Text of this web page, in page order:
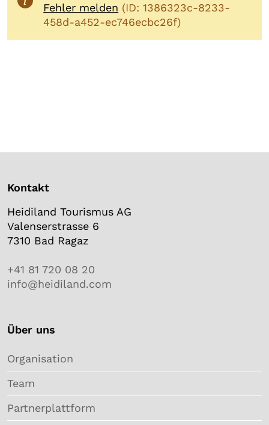
Fehler melden (ID: 1386323c-8233-
458d-a452-ec746ecbc26f)
Kontakt
Heidiland Tourismus AG
Valenserstrasse 6
7310 Bad Ragaz
+41 81 720 08 20
info@heidiland.com
Über uns
Organisation
Team
Partnerplattform